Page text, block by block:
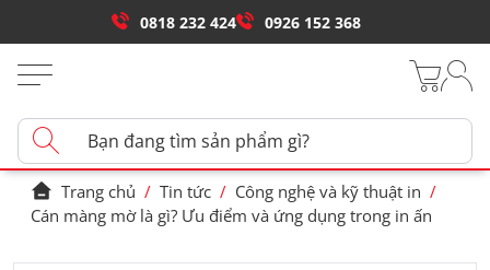
0818 232 424 0926 152 368
Trang chủ / Tin tức / Công nghệ và kỹ thuật in /
Cán màng mờ là gì? Ưu điểm và ứng dụng trong in ấn